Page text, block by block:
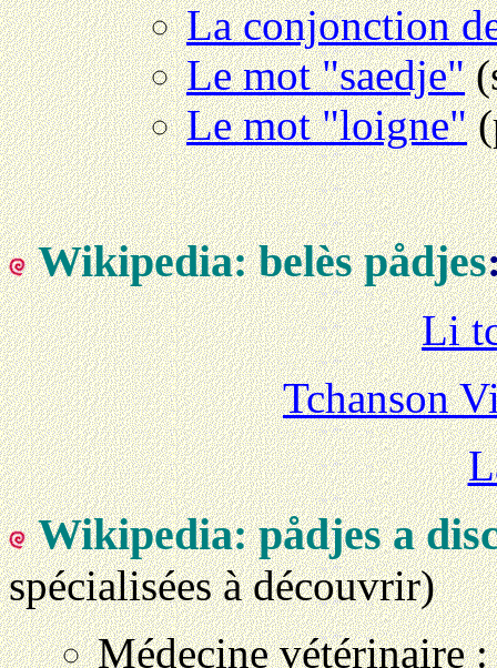
La conjonction
Le mot "saedje"
Le mot "loigne"
Wikipedia: belès pådjes
Li
Tchanson
Wikipedia: pådjes a
spécialisées à découvrir)
Médecine vétérinaire